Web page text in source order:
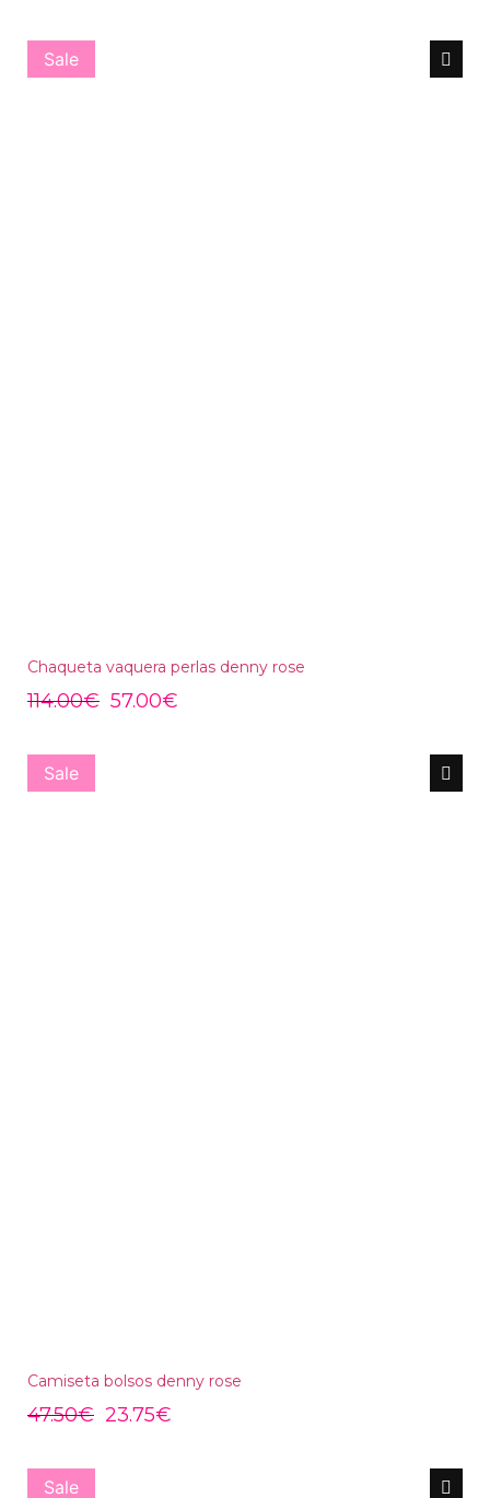
Sale
Chaqueta vaquera perlas denny rose
114.00€ 57.00€
Sale
Camiseta bolsos denny rose
47.50€ 23.75€
Sale